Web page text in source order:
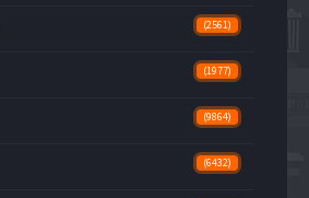
(2561)
(1977)
(9864)
(6432)